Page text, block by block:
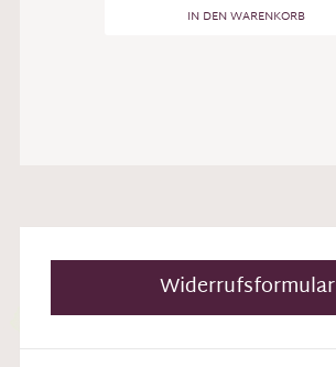
IN DEN WARENKORB
Widerrufsformular